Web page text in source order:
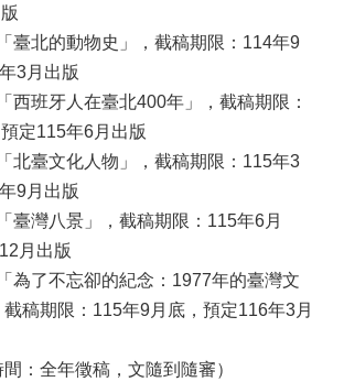
臺北的動物史」，截稿期限：114年9
3月出版
西班牙人在臺北400年」，截稿期限：
定115年6月出版
北臺文化人物」，截稿期限：115年3
9月出版
臺灣八景」，截稿期限：115年6月
月出版
為了不忘卻的紀念：1977年的臺灣文
稿期限：115年9月底，預定116年3月
間：全年徵稿，文隨到隨審）